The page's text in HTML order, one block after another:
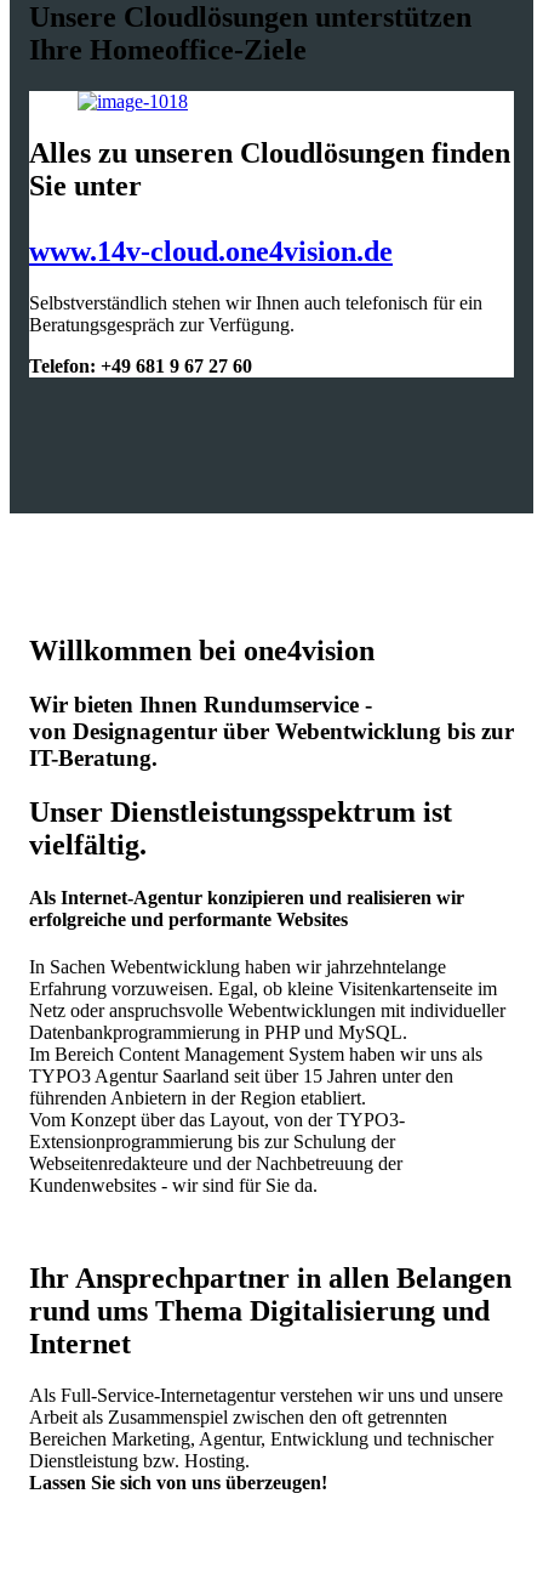
Unsere Cloudlösungen unterstützen
Ihre Homeoffice-Ziele
Alles zu unseren Cloudlösungen finden
Sie unter
www.14v-cloud.one4vision.de
Selbstverständlich stehen wir Ihnen auch telefonisch für ein
Beratungsgespräch zur Verfügung.
Telefon: +49 681 9 67 27 60
Willkommen bei one4vision
Wir bieten Ihnen Rundumservice -
von Designagentur über Webentwicklung bis zur
IT-Beratung.
Unser Dienstleistungsspektrum ist
vielfältig.
Als Internet-Agentur konzipieren und realisieren wir
erfolgreiche und performante Websites
In Sachen Webentwicklung haben wir jahrzehntelange
Erfahrung vorzuweisen. Egal, ob kleine Visitenkartenseite im
Netz oder anspruchsvolle Webentwicklungen mit individueller
Datenbankprogrammierung in PHP und MySQL.
Im Bereich Content Management System haben wir uns als
TYPO3 Agentur Saarland seit über 15 Jahren unter den
führenden Anbietern in der Region etabliert.
Vom Konzept über das Layout, von der TYPO3-
Extensionprogrammierung bis zur Schulung der
Webseitenredakteure und der Nachbetreuung der
Kundenwebsites - wir sind für Sie da.
Ihr Ansprechpartner in allen Belangen
rund ums Thema Digitalisierung und
Internet
Als Full-Service-Internetagentur verstehen wir uns und unsere
Arbeit als Zusammenspiel zwischen den oft getrennten
Bereichen Marketing, Agentur, Entwicklung und technischer
Dienstleistung bzw. Hosting.
Lassen Sie sich von uns überzeugen!